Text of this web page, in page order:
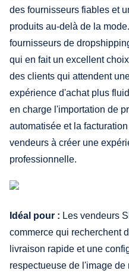
des fournisseurs fiables et
produits au-delà de la
fournisseurs de
qui en fait un excellent
des clients qui attendent
expérience d'achat plus
en charge l'importation de
automatisée et la
vendeurs à créer une
professionnelle.
Idéal pour : Les vendeurs
commerce qui recherchent
livraison rapide et une
respectueuse de l'image de